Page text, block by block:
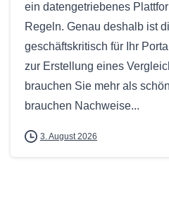
ein datengetriebenes
Regeln. Genau deshalb ist
geschäftskritisch für Ihr
zur Erstellung eines
brauchen Sie mehr als
brauchen Nachweise...
3. August 2026